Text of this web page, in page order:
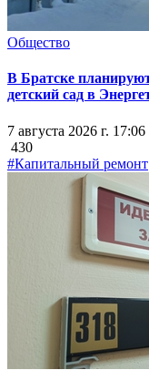
Общество
В Братске
детский сад в
7 августа 2026 г. 17:06
430
#Капитальный ремонт